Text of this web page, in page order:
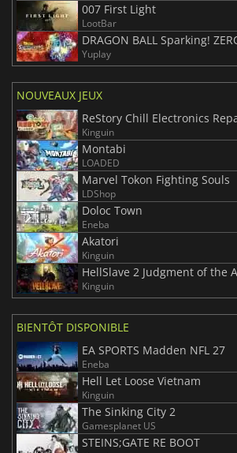
007 First Light
LootBar
Yuplay
NOUVEAUX JEUX
ReStory Chill Electronics
Kinguin
Montabi
LOADED
Marvel Tokon Fighting Souls
LDShop
Doloc Town
Eneba
Akatori
Kinguin
HellSlave 2 Judgment of the
Kinguin
BIENTÔT DISPONIBLE
EA SPORTS Madden NFL 27
Eneba
Hell Let Loose Vietnam
Kinguin
The Sinking City 2
Gamesplanet US
STEINS;GATE RE BOOT